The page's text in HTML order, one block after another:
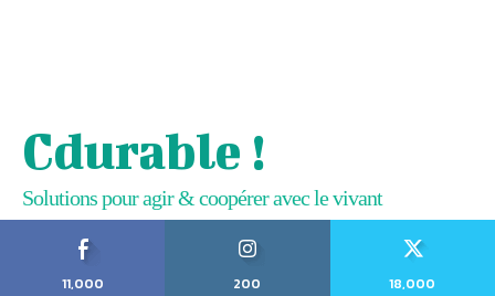
Cdurable !
Solutions pour agir & coopérer avec le vivant
11,000
200
18,000